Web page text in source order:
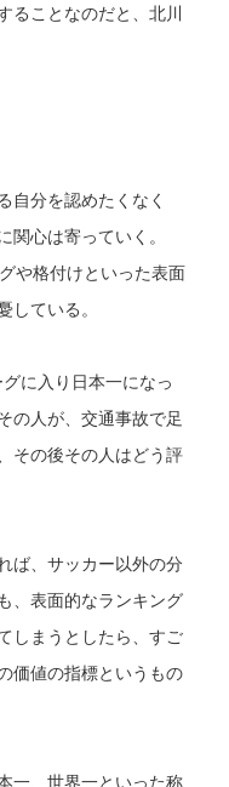
ることなのだと、北川
自分を認めたくなく
関心は寄っていく。
や格付けといった表面
している。
に入り日本一になっ
の人が、交通事故で足
その後その人はどう評
ば、サッカー以外の分
、表面的なランキング
しまうとしたら、すご
価値の指標というもの
一、世界一といった称